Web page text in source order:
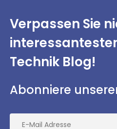
Verpassen Sie
Technik Blog!
Abonniere